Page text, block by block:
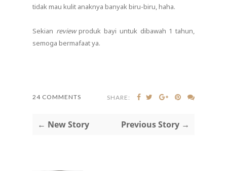
tidak mau kulit anaknya banyak biru-biru, haha.
Sekian reviewproduk bayi untuk dibawah 1 tahun,
semoga bermafaat ya.
24 COMMENTS SHARE:
← New Story Previous Story →